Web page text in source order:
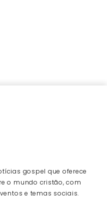
gospel que oferece
o mundo cristão, com
e temas sociais.